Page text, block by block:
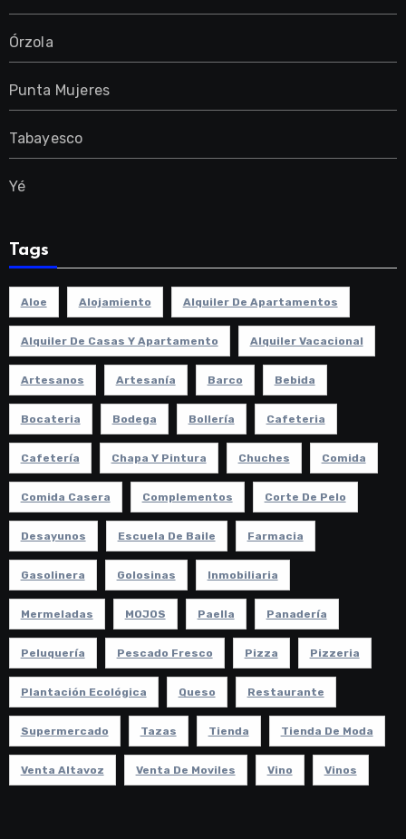
Órzola
Punta Mujeres
Tabayesco
Yé
Tags
Aloe Alojamiento Alquiler De Apartamentos
Alquiler De Casas Y Apartamento Alquiler Vacacional
Artesanos Artesanía Barco Bebida
Bocateria Bodega Bollería Cafeteria
Cafetería Chapa Y Pintura Chuches Comida
Comida Casera Complementos Corte De Pelo
Desayunos Escuela De Baile Farmacia
Gasolinera Golosinas Inmobiliaria
Mermeladas MOJOS Paella Panadería
Peluquería Pescado Fresco Pizza Pizzeria
Plantación Ecológica Queso Restaurante
Supermercado Tazas Tienda Tienda De Moda
Venta Altavoz Venta De Moviles Vino Vinos